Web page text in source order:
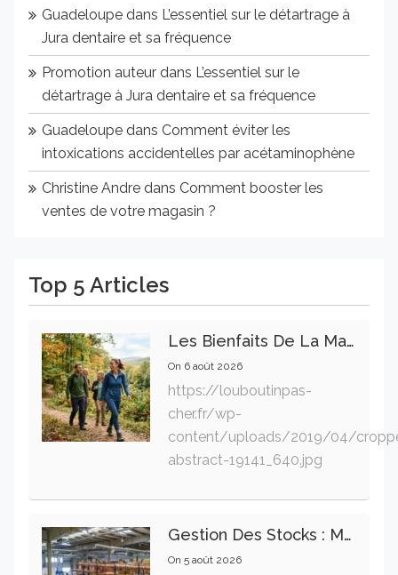
Guadeloupe dans L’essentiel sur le détartrage à
Jura dentaire et sa fréquence
Promotion auteur dans L’essentiel sur le
détartrage à Jura dentaire et sa fréquence
Guadeloupe dans Comment éviter les
intoxications accidentelles par acétaminophène
Christine Andre dans Comment booster les
ventes de votre magasin ?
Top 5 Articles
Les Bienfaits De La Marche Sur La Santé Physique Et Mentale
On 6 août 2026
https://louboutinpas-
cher.fr/wp-
content/uploads/2019/04/
abstract-19141_640.jpg
Gestion Des Stocks : Meilleures Pratiques Intralogistiques
On 5 août 2026